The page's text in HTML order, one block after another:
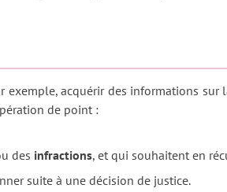
acquérir des informations sur
de point :
des infractions, et qui souhaitent en
suite à une décision de justice.